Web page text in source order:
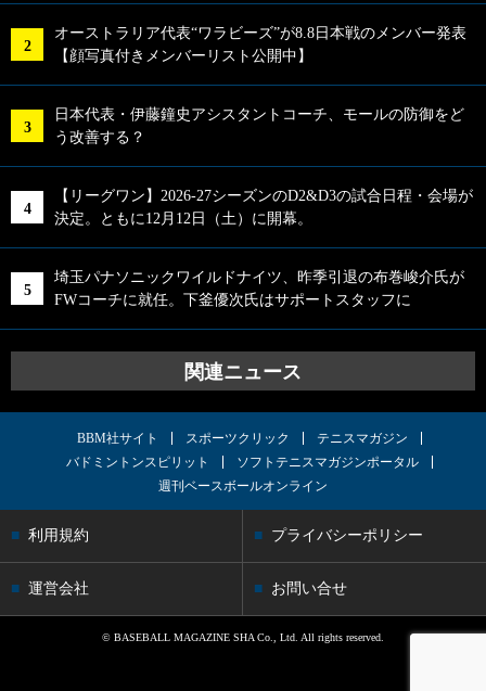
オーストラリア代表“ワラビーズ”が8.8日本戦のメンバー発表
【顔写真付きメンバーリスト公開中】
日本代表・伊藤鐘史アシスタントコーチ、モールの防御をど
う改善する？
【リーグワン】2026-27シーズンのD2&D3の試合日程・会場が
決定。ともに12月12日（土）に開幕。
埼玉パナソニックワイルドナイツ、昨季引退の布巻峻介氏が
FWコーチに就任。下釜優次氏はサポートスタッフに
関連ニュース
BBM社サイト スポーツクリック
テニスマガジン
バドミントンスピリット
ソフトテニスマガジンポータル
週刊ベースボールオンライン
利用規約 プライバシーポリシー
運営会社 お問い合せ
© BASEBALL MAGAZINE SHA Co., Ltd. All rights reserved.